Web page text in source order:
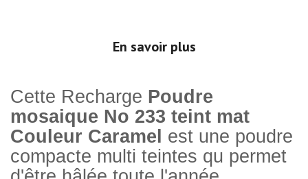
En savoir plus
Cette Recharge Poudre
mosaique No 233 teint mat
Couleur Caramel est une poudre
compacte multi teintes qu permet